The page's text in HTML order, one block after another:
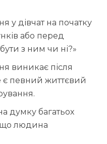
у дівчат на початку
або перед
з ним чи ні?»
виникає після
є певний життєвий
думку багатьох
що людина